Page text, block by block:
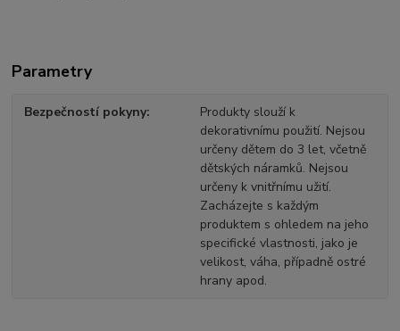
Parametry
Bezpečností pokyny
Produkty slouží k
dekorativnímu použití. Nejsou
určeny dětem do 3 let, včetně
dětských náramků. Nejsou
určeny k vnitřnímu užití.
Zacházejte s každým
produktem s ohledem na jeho
specifické vlastnosti, jako je
velikost, váha, případně ostré
hrany apod.